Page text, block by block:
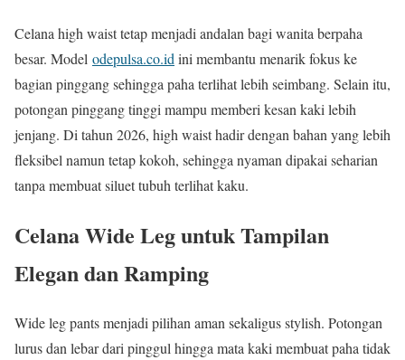
Celana high waist tetap menjadi andalan bagi wanita berpaha
besar. Model odepulsa.co.id ini membantu menarik fokus ke
bagian pinggang sehingga paha terlihat lebih seimbang. Selain itu,
potongan pinggang tinggi mampu memberi kesan kaki lebih
jenjang. Di tahun 2026, high waist hadir dengan bahan yang lebih
fleksibel namun tetap kokoh, sehingga nyaman dipakai seharian
tanpa membuat siluet tubuh terlihat kaku.
Celana Wide Leg untuk Tampilan
Elegan dan Ramping
Wide leg pants menjadi pilihan aman sekaligus stylish. Potongan
lurus dan lebar dari pinggul hingga mata kaki membuat paha tidak